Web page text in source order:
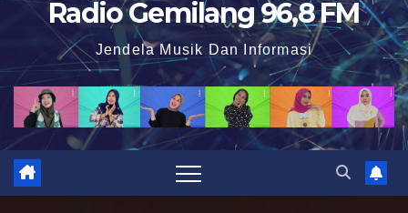
o
n
Radio Gemilang 96,8 FM
Jendela Musik Dan Informasi